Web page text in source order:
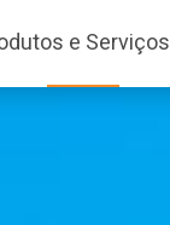
e Serviços